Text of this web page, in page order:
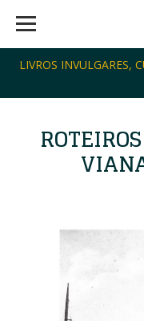
LIVROS INVULGARES,